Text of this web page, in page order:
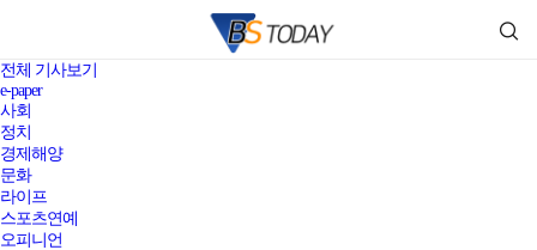
전체 기사보기
e-paper
사회
정치
경제해양
문화
라이프
스포츠연예
오피니언